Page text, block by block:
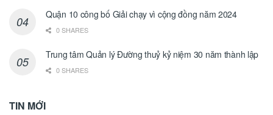
Quận 10 công bố Giải chạy vì cộng đồng năm 2024
0 SHARES
Trung tâm Quản lý Đường thuỷ kỷ niệm 30 năm thành lập
0 SHARES
TIN MỚI